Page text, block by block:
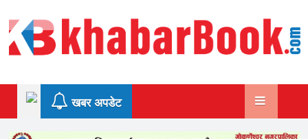
to
content
खबर अपडेट